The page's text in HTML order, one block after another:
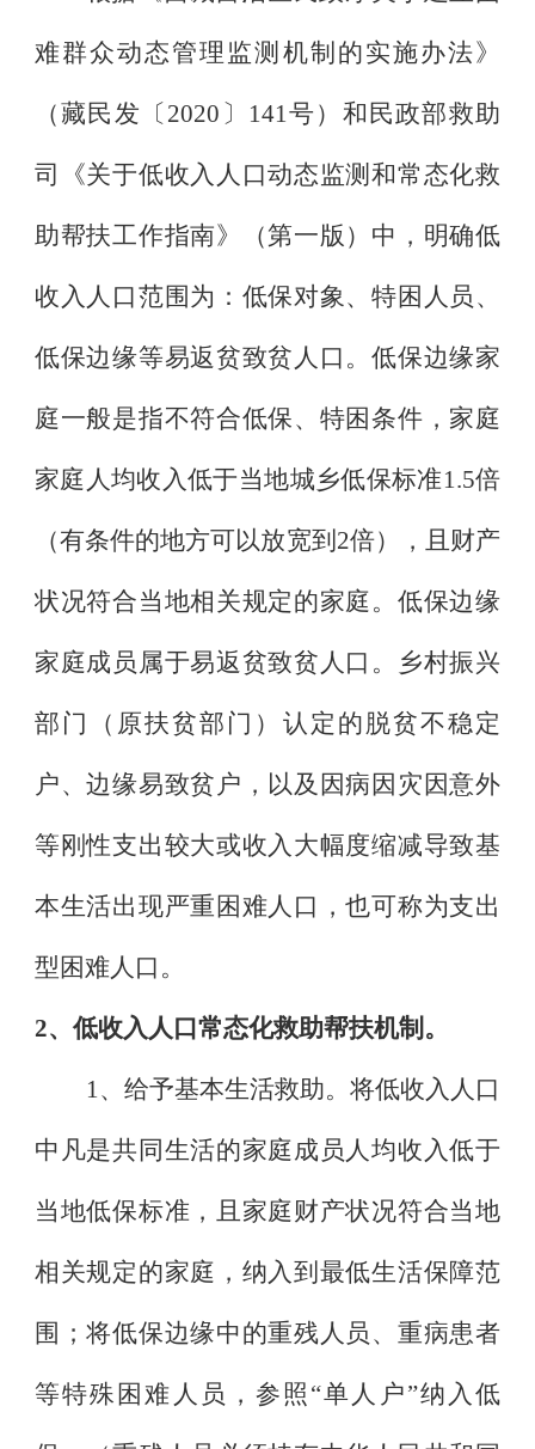
难群众动态管理监测机制的实施办法》
（藏民发〔 2020 〕 141号）和民政部救助
司《关于低收入人口动态监测和常态化救
助帮扶工作指南》（第一版）中，明确低
收入人口范围为：低保对象、特困人员、
低保边缘等易返贫致贫人口。低保边缘家
庭一般是指不符合低保、特困条件，家庭
家庭人均收入低于当地城乡低保标准1.5倍
（有条件的地方可以放宽到 2倍），且财产
状况符合当地相关规定的家庭。低保边缘
家庭成员属于易返贫致贫人口。乡村振兴
部门（原扶贫部门）认定的脱贫不稳定
户、边缘易致贫户，以及因病因灾因意外
等刚性支出较大或收入大幅度缩减导致基
本生活出现严重困难人口，也可称为支出
型困难人口。
2、低收入人口常态化救助帮扶机制。
1、给予基本生活救助。将低收入人口
中凡是共同生活的家庭成员人均收入低于
当地低保标准，且家庭财产状况符合当地
相关规定的家庭，纳入到最低生活保障范
围；将低保边缘中的重残人员、重病患者
等特殊困难人员，参照 “单人户”纳入低